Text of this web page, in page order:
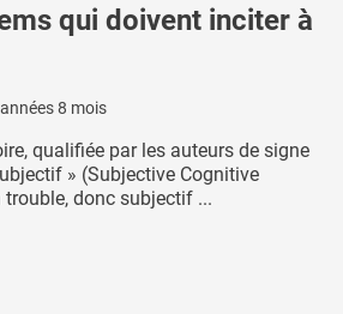
qui doivent inciter à
8 mois
qualifiée par les auteurs de signe
» (Subjective Cognitive
trouble, donc subjectif ...